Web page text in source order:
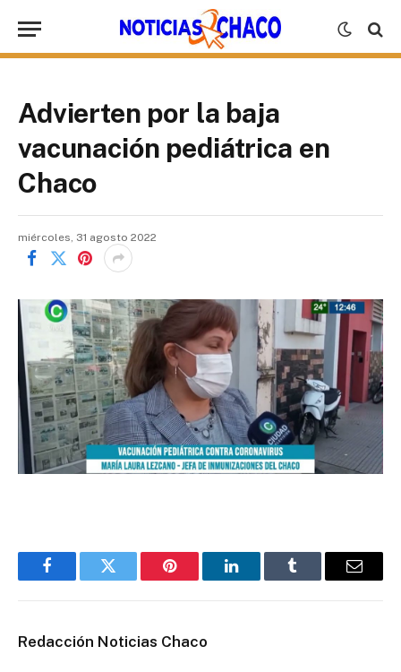
Advierten por la baja
vacunación pediátrica en
Chaco
miércoles, 31 agosto 2022
FacebookTwitter Pinterest LinkedInTumblr Email
Redacción Noticias Chaco